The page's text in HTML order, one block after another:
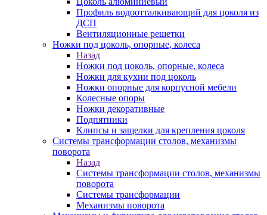
Профиль водоотталкивающий для цоколя из
ДСП
Вентиляционные решетки
Ножки под цоколь, опорные, колеса
Назад
Ножки под цоколь, опорные, колеса
Ножки для кухни под цоколь
Ножки опорные для корпусной мебели
Колесные опоры
Ножки декоративные
Подпятники
Клипсы и защелки для крепления цоколя
Системы трансформации столов, механизмы
поворота
Назад
Системы трансформации столов, механизмы
поворота
Системы трансформации
Механизмы поворота